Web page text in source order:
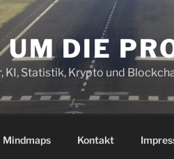
DIE
KI, Statistik, Krypto und
Mindmaps Kontakt